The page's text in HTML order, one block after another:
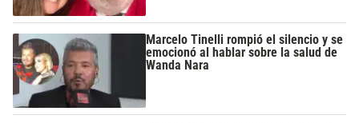
Marcelo Tinelli rompió el silencio y se
emocionó al hablar sobre la salud de
Wanda Nara